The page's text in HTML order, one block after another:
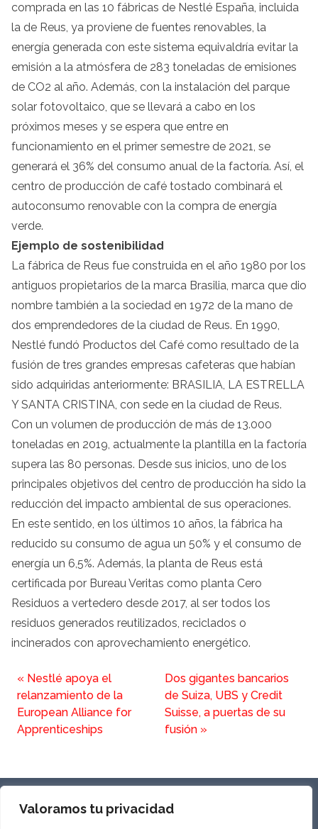
Valoramos tu privacidad
comprada en las 10 fábricas de Nestlé España, incluida
la de Reus, ya proviene de fuentes renovables, la
energía generada con este sistema equivaldría evitar la
emisión a la atmósfera de 283 toneladas de emisiones
de CO2 al año. Además, con la instalación del parque
solar fotovoltaico, que se llevará a cabo en los
próximos meses y se espera que entre en
funcionamiento en el primer semestre de 2021, se
generará el 36% del consumo anual de la factoría. Así, el
centro de producción de café tostado combinará el
autoconsumo renovable con la compra de energía
verde.
Ejemplo de sostenibilidad
La fábrica de Reus fue construida en el año 1980 por los
antiguos propietarios de la marca Brasilia, marca que dio
nombre también a la sociedad en 1972 de la mano de
dos emprendedores de la ciudad de Reus. En 1990,
Nestlé fundó Productos del Café como resultado de la
fusión de tres grandes empresas cafeteras que habían
sido adquiridas anteriormente: BRASILIA, LA ESTRELLA
Y SANTA CRISTINA, con sede en la ciudad de Reus.
Con un volumen de producción de más de 13.000
toneladas en 2019, actualmente la plantilla en la factoría
supera las 80 personas. Desde sus inicios, uno de los
principales objetivos del centro de producción ha sido la
reducción del impacto ambiental de sus operaciones.
En este sentido, en los últimos 10 años, la fábrica ha
reducido su consumo de agua un 50% y el consumo de
energía un 6,5%. Además, la planta de Reus está
certificada por Bureau Veritas como planta Cero
Residuos a vertedero desde 2017, al ser todos los
residuos generados reutilizados, reciclados o
incinerados con aprovechamiento energético.
« Nestlé apoya el
relanzamiento de la
European Alliance for
Apprenticeships
Dos gigantes bancarios
de Suiza, UBS y Credit
Suisse, a puertas de su
fusión »
PRIVACIDAD Y AVISO LEGAL